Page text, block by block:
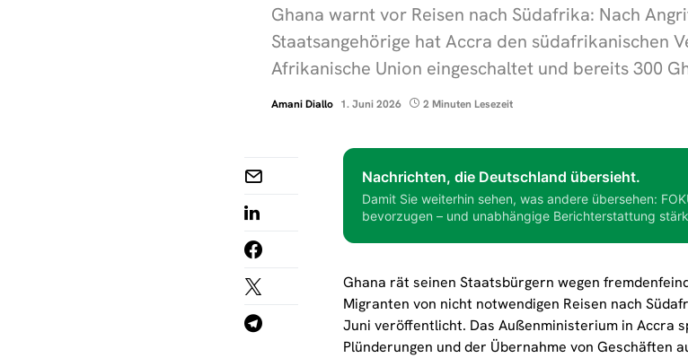
Ghana warnt vor Reisen nach Südafrika: Nach
Staatsangehörige hat Accra den südafrikanischen
Afrikanische Union eingeschaltet und bereits 300
Amani Diallo 1. Juni 2026 2 Minuten Lesezeit
Nachrichten, die Deutschland übersieht.
Damit Sie weiterhin sehen, was andere übersehen:
bevorzugen – und unabhängige Berichterstattung
Ghana rät seinen Staatsbürgern wegen
Migranten von nicht notwendigen Reisen nach
Juni veröffentlicht. Das Außenministerium in Accra
Plünderungen und der Übernahme von Geschäften